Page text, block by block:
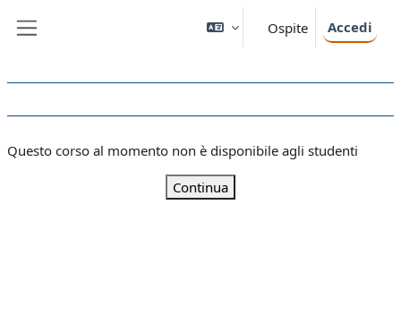
Ospite Accedi
Questo corso al momento non è disponibile agli studenti
Continua